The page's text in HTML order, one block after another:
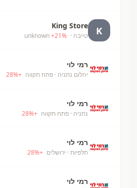
K
King Store
טייבה · unknown
+21%
רמי לוי
יהלום נתניה · פתח תקווה +
28%
רמי לוי
נתניה · פתח תקווה +
28%
רמי לוי
תלפיות · ירושלים +
28%
רמי לוי